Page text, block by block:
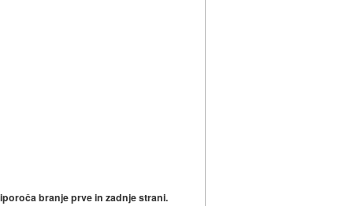
branje prve in zadnje strani.